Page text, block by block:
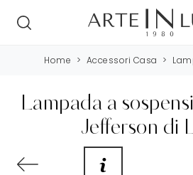
Home > Accessori Casa >
Lampada a
Jefferson di